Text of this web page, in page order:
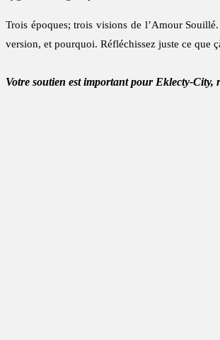
Trois époques; trois visions de l’Amour
version, et pourquoi. Réfléchissez juste ce que
Votre soutien est important pour Eklecty-City,